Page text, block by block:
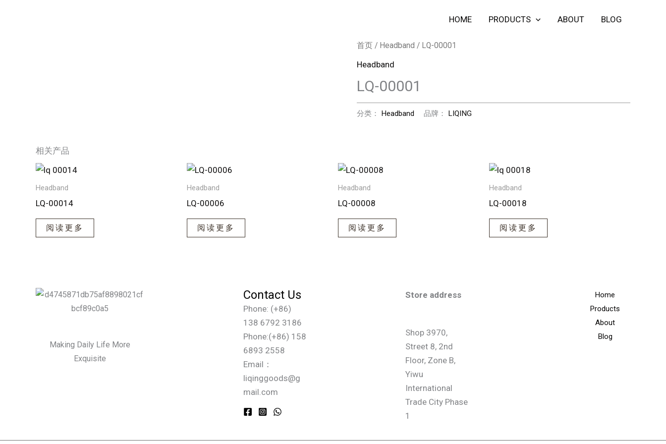
HOME PRODUCTS ABOUT BLOG
首页 / Headband / LQ-00001
Headband
LQ-00001
分类： Headband 品牌： LIQING
相关产品
Headband
LQ-00014
阅读更多
Headband
LQ-00006
阅读更多
Headband
LQ-00008
阅读更多
Headband
LQ-00018
阅读更多
Making Daily Life More
Exquisite
Contact Us
Phone: (+86)
138 6792 3186
Phone:(+86) 158
6893 2558
Email：
liqinggoods@g
mail.com
Store address
Shop 3970,
Street 8, 2nd
Floor, Zone B,
Yiwu
International
Trade City Phase
1
Home
Products
About
Blog